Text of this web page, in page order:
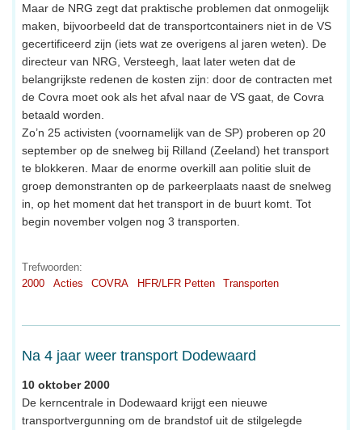
Maar de NRG zegt dat praktische problemen dat onmogelijk
maken, bijvoorbeeld dat de transportcontainers niet in de VS
gecertificeerd zijn (iets wat ze overigens al jaren weten). De
directeur van NRG, Versteegh, laat later weten dat de
belangrijkste redenen de kosten zijn: door de contracten met
de Covra moet ook als het afval naar de VS gaat, de Covra
betaald worden.
Zo’n 25 activisten (voornamelijk van de SP) proberen op 20
september op de snelweg bij Rilland (Zeeland) het transport
te blokkeren. Maar de enorme overkill aan politie sluit de
groep demonstranten op de parkeerplaats naast de snelweg
in, op het moment dat het transport in de buurt komt. Tot
begin november volgen nog 3 transporten.
Trefwoorden:
2000
Acties COVRA HFR/LFR Petten Transporten
Na 4 jaar weer transport Dodewaard
10 oktober 2000
De kerncentrale in Dodewaard krijgt een nieuwe
transportvergunning om de brandstof uit de stilgelegde